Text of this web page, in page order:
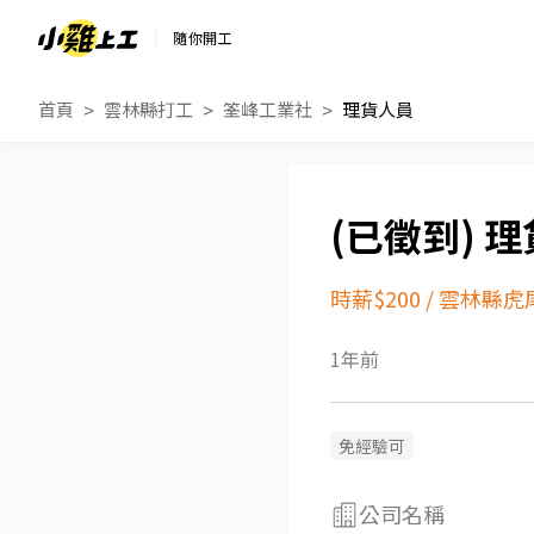
隨你開工
首頁 雲林縣打工 筌峰工業社 理貨人員
理
時薪$200 /雲林縣虎
1年前
免經驗可
公司名稱